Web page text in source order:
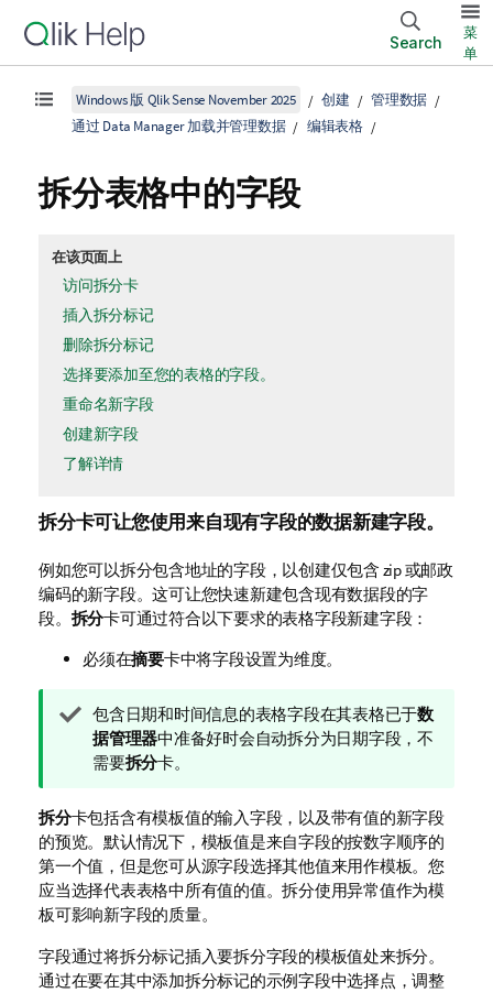
Search
菜
单
Windows 版 Qlik Sense November 2025 创建
管理数据
通过 Data Manager 加载并管理数据
编辑表格
拆分表格中的字段
在该页面上
访问拆分卡
插入拆分标记
删除拆分标记
选择要添加至您的表格的字段。
重命名新字段
创建新字段
了解详情
拆分卡可让您使用来自现有字段的数据新建字段。
例如您可以拆分包含地址的字段，以创建仅包含 zip 或邮政
编码的新字段。这可让您快速新建包含现有数据段的字
段。 拆分卡可通过符合以下要求的表格字段新建字段：
必须在摘要卡中将字段设置为维度。
提
示
注
包含日期和时间信息的表格字段在其表格已于数
据管理器中准备好时会自动拆分为日期字段，不
需要拆分卡。
拆分卡包括含有模板值的输入字段，以及带有值的新字段
的预览。默认情况下，模板值是来自字段的按数字顺序的
第一个值，但是您可从源字段选择其他值来用作模板。您
应当选择代表表格中所有值的值。拆分使用异常值作为模
板可影响新字段的质量。
字段通过将拆分标记插入要拆分字段的模板值处来拆分。
通过在要在其中添加拆分标记的示例字段中选择点，调整